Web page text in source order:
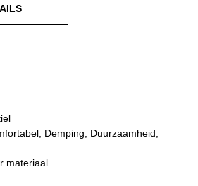
Demping, Duurzaamheid,
materiaal